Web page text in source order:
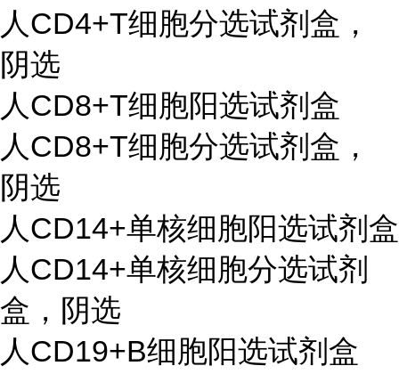
人CD4+T细胞分选试剂盒，
阴选
人CD8+T细胞阳选试剂盒
人CD8+T细胞分选试剂盒，
阴选
人CD14+单核细胞阳选试剂盒
人CD14+单核细胞分选试剂
盒，阴选
人CD19+B细胞阳选试剂盒